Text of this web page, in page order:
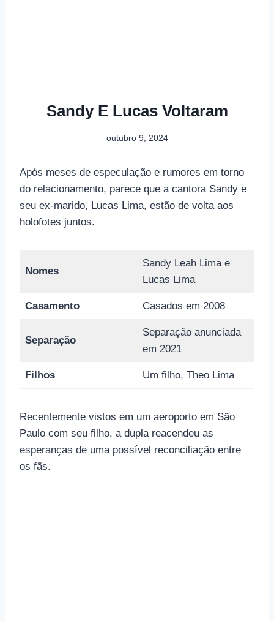
Sandy E Lucas Voltaram
outubro 9, 2024
Após meses de especulação e rumores em torno
do relacionamento, parece que a cantora Sandy e
seu ex-marido, Lucas Lima, estão de volta aos
holofotes juntos.
Nomes
Sandy Leah Lima e
Lucas Lima
Casamento Casados ​​em 2008
Separação
Separação anunciada
em 2021
Filhos Um filho, Theo Lima
Recentemente vistos em um aeroporto em São
Paulo com seu filho, a dupla reacendeu as
esperanças de uma possível reconciliação entre
os fãs.